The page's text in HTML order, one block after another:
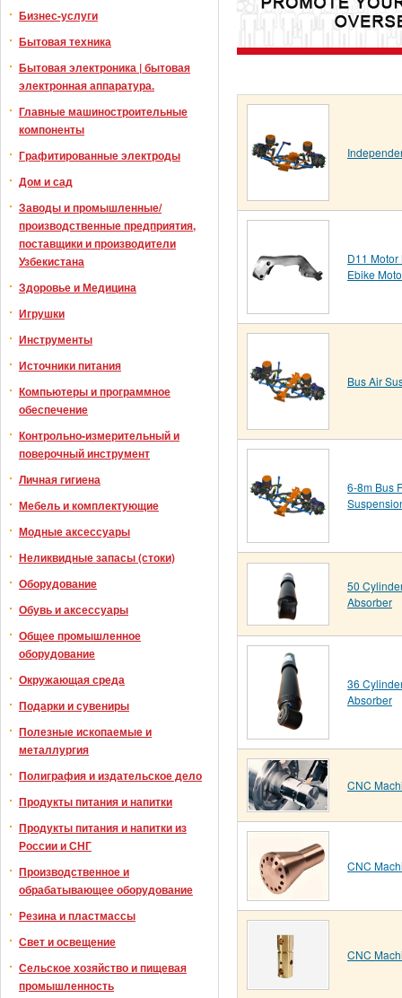
Бизнес-услуги
Бытовая техника
Бытовая электроника | бытовая
электронная аппаратура.
Главные машиностроительные
компоненты
Графитированные электроды
Дом и сад
Заводы и промышленные/
производственные предприятия,
поставщики и производители
Узбекистана
Здоровье и Медицина
Игрушки
Инструменты
Источники питания
Компьютеры и программное
обеспечение
Контрольно-измерительный и
поверочный инструмент
Личная гигиена
Мебель и комплектующие
Модные аксессуары
Неликвидные запасы (стоки)
Оборудование
Обувь и аксессуары
Общее промышленное
оборудование
Окружающая среда
Подарки и сувениры
Полезные ископаемые и
металлургия
Полиграфия и издательское дело
Продукты питания и напитки
Продукты питания и напитки из
России и СНГ
Производственное и
обрабатывающее оборудование
Резина и пластмассы
Свет и освещение
Сельское хозяйство и пищевая
промышленность
D11 Motor
Ebike
Bus Air
6-8m Bus
50
Absorber
36
Absorber
CNC
CNC
CNC